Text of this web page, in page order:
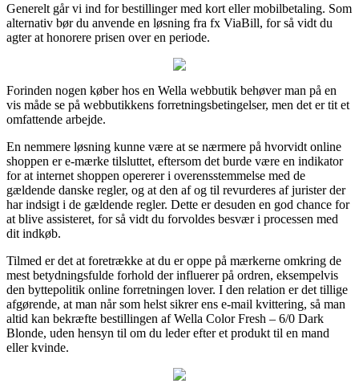
Generelt går vi ind for bestillinger med kort eller mobilbetaling. Som
alternativ bør du anvende en løsning fra fx ViaBill, for så vidt du
agter at honorere prisen over en periode.
Forinden nogen køber hos en Wella webbutik behøver man på en
vis måde se på webbutikkens forretningsbetingelser, men det er tit et
omfattende arbejde.
En nemmere løsning kunne være at se nærmere på hvorvidt online
shoppen er e-mærke tilsluttet, eftersom det burde være en indikator
for at internet shoppen opererer i overensstemmelse med de
gældende danske regler, og at den af og til revurderes af jurister der
har indsigt i de gældende regler. Dette er desuden en god chance for
at blive assisteret, for så vidt du forvoldes besvær i processen med
dit indkøb.
Tilmed er det at foretrække at du er oppe på mærkerne omkring de
mest betydningsfulde forhold der influerer på ordren, eksempelvis
den byttepolitik online forretningen lover. I den relation er det tillige
afgørende, at man når som helst sikrer ens e-mail kvittering, så man
altid kan bekræfte bestillingen af Wella Color Fresh – 6/0 Dark
Blonde, uden hensyn til om du leder efter et produkt til en mand
eller kvinde.